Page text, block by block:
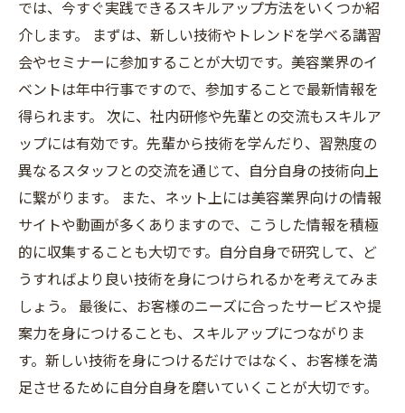
では、今すぐ実践できるスキルアップ方法をいくつか紹
介します。 まずは、新しい技術やトレンドを学べる講習
会やセミナーに参加することが大切です。美容業界のイ
ベントは年中行事ですので、参加することで最新情報を
得られます。 次に、社内研修や先輩との交流もスキルア
ップには有効です。先輩から技術を学んだり、習熟度の
異なるスタッフとの交流を通じて、自分自身の技術向上
に繋がります。 また、ネット上には美容業界向けの情報
サイトや動画が多くありますので、こうした情報を積極
的に収集することも大切です。自分自身で研究して、ど
うすればより良い技術を身につけられるかを考えてみま
しょう。 最後に、お客様のニーズに合ったサービスや提
案力を身につけることも、スキルアップにつながりま
す。新しい技術を身につけるだけではなく、お客様を満
足させるために自分自身を磨いていくことが大切です。